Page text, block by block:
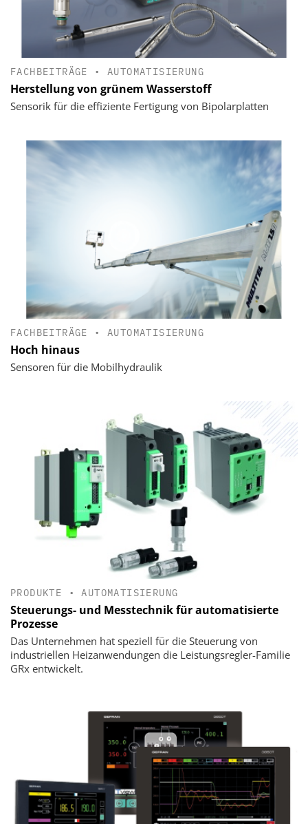
FACHBEITRÄGE •AUTOMATISIERUNG
Herstellung von grünem Wasserstoff
Sensorik für die effiziente Fertigung von Bipolarplatten
FACHBEITRÄGE •AUTOMATISIERUNG
Hoch hinaus
Sensoren für die Mobilhydraulik
PRODUKTE •AUTOMATISIERUNG
Steuerungs- und Messtechnik für automatisierte
Prozesse
Das Unternehmen hat speziell für die Steuerung von
industriellen Heizanwendungen die Leistungsregler-Familie
GRx entwickelt.